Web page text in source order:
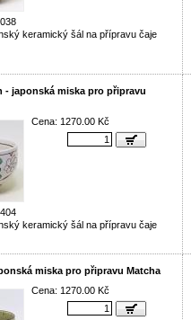
keramický šál na přípravu čaje
- japonská miska pro připravu
Cena: 1270.00 Kč
keramický šál na přípravu čaje
miska pro připravu Matcha
Cena: 1270.00 Kč